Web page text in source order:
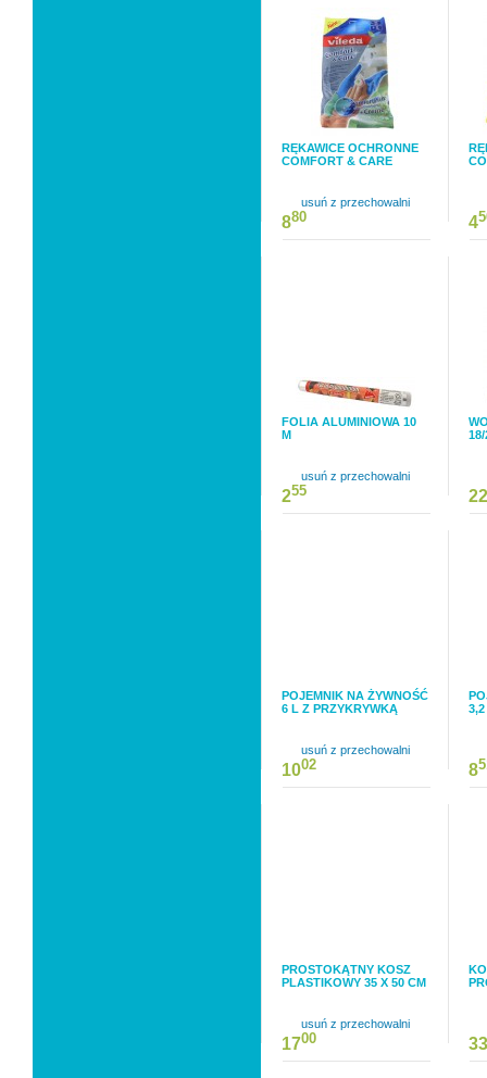
RĘKAWICE OCHRONNE
COMFORT & CARE
usuń z przechowalni
880 4
FOLIA ALUMINIOWA 10
M
usuń z przechowalni
255
18/
22
POJEMNIK NA ŻYWNOŚĆ
6 L Z PRZYKRYWKĄ
usuń z przechowalni
1002 8
PROSTOKĄTNY KOSZ
PLASTIKOWY 35 X 50 CM
usuń z przechowalni
1700 33